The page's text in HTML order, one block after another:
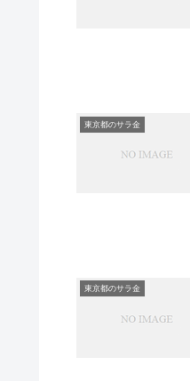
東京都のサラ金
東京都のサラ金